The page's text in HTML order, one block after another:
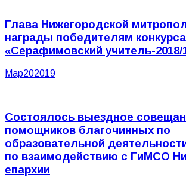
Глава Нижегородской
награды победителям конкурса
«Серафимовский учитель-2018/
Мар202019
Состоялось выездное
помощников благочинных по
образовательной
по взаимодействию с ГиМСО
епархии